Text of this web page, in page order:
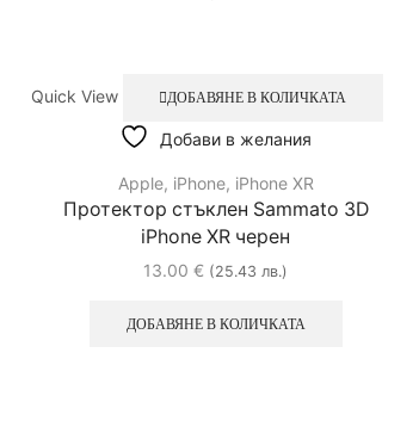
Quick View ДОБАВЯНЕ В КОЛИЧКАТА
Добави в желания
Apple, iPhone, iPhone XR
Протектор стъклен Sammato 3D
iPhone XR черен
13.00€ (25.43 лв.)
ДОБАВЯНЕ В КОЛИЧКАТА